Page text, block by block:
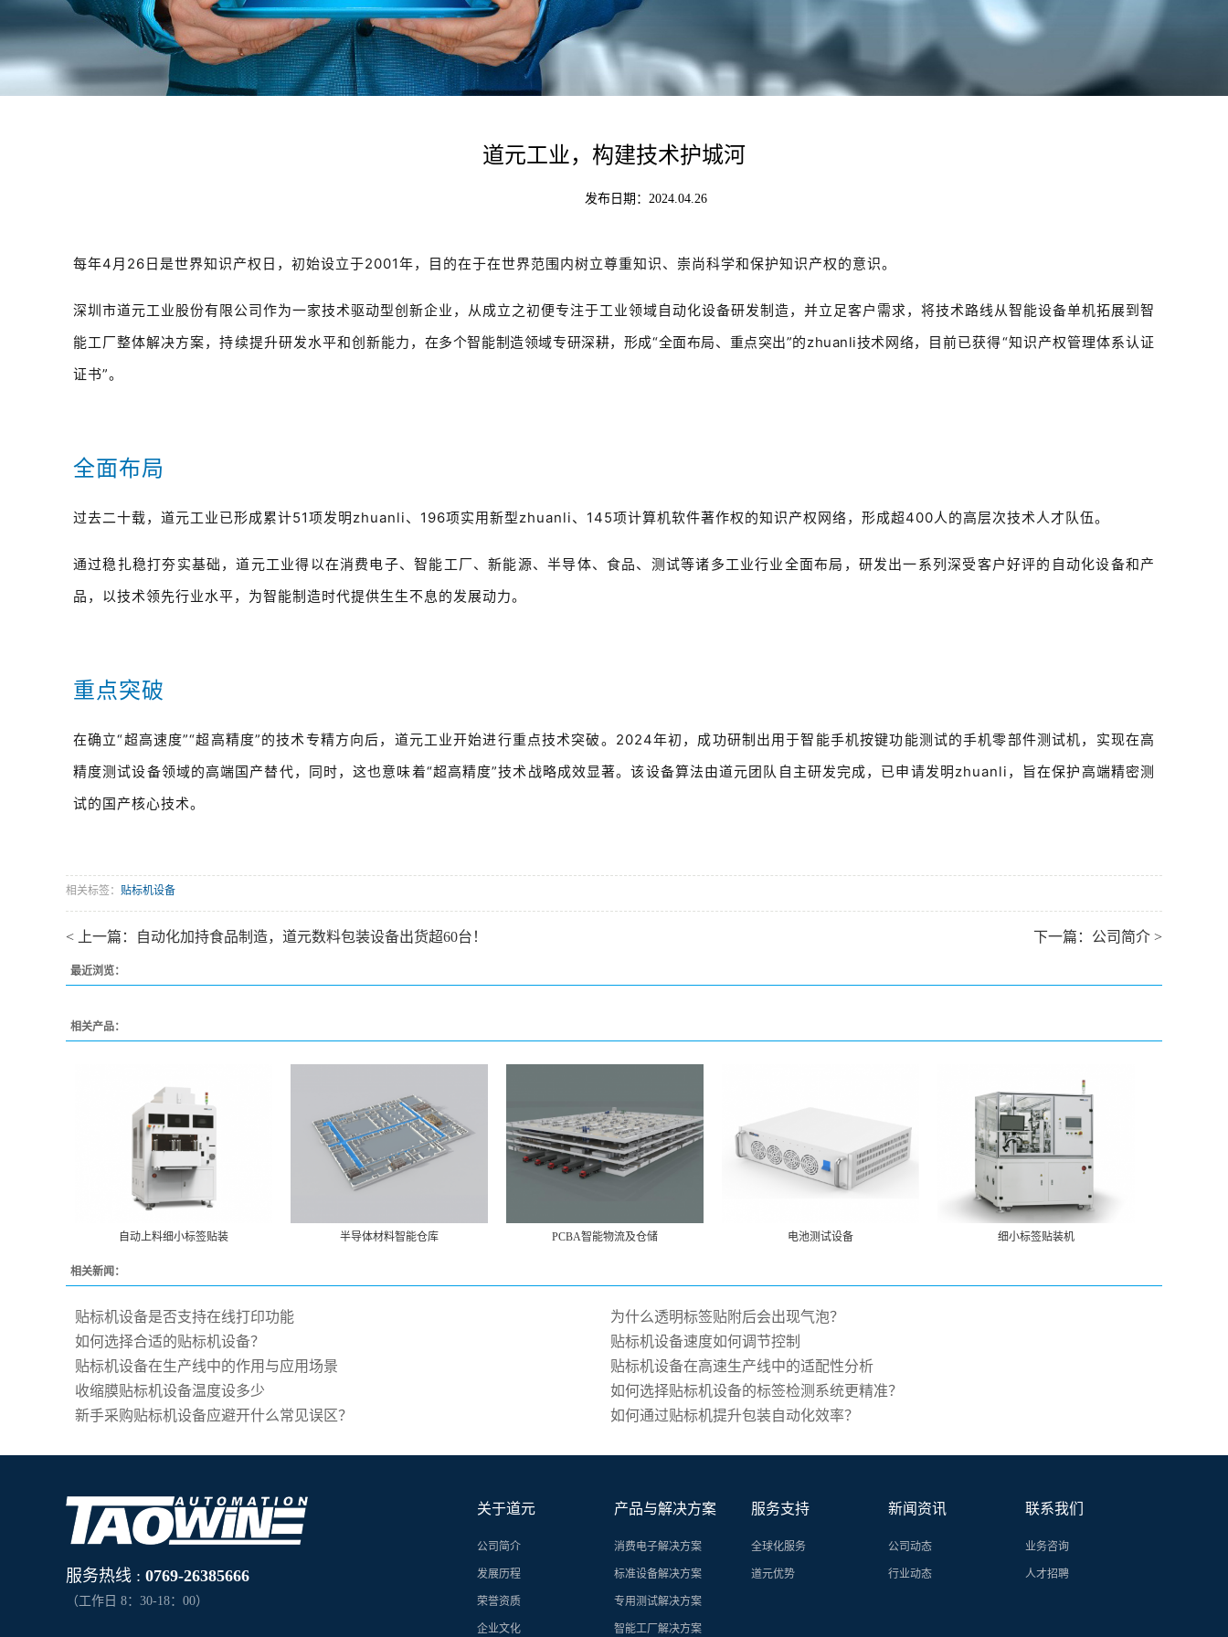
道元工业，构建技术护城河
发布日期： 2024.04.26
每年4月26日是世界知识产权日，初始设立于2001年，目的在于在世界范围内树立尊重知识、崇尚科学和保护知识产权的意识。
深圳市道元工业股份有限公司作为一家技术驱动型创新企业，从成立之初便专注于工业领域自动化设备研发制造，并立足客户需求，将技术路线从智能设备单机拓展到智
能工厂整体解决方案，持续提升研发水平和创新能力 ， 在多个智能制造领域专研深耕，形成“全面布局、重点突出”的zhuanli技术网络，目前已获得“知识产权管理体系认证
证书”。
全面布局
过去二十载，道元工业已形成累计51项发明zhuanli、196项实用新型zhuanli、145项计算机软件著作权的知识产权网络，形成超400人的高层次技术人才队伍。
通过稳扎稳打夯实基础，道元工业得以在消费电子、智能工厂、新能源、半导体、食品、测试等诸多工业行业全面布局，研发出一系列深受客户好评的自动化设备和产
品，以技术领先行业水平，为智能制造时代提供生生不息的发展动力。
重点突破
在确立“超高速度”“超高精度”的技术专精方向后，道元工业开始进行重点技术突破。2024年初，成功研制出用于智能手机按键功能测试的手机零部件测试机，实现在高
精度测试设备领域的高端国产替代，同时，这也意味着“超高精度”技术战略成效显著。该设备算法由道元团队自主研发完成，已申请发明zhuanli，旨在保护高端精密测
试的国产核心技术。
相关标签： 贴标机设备
< 上一篇： 自动化加持食品制造，道元数料包装设备出货超60台！ 下一篇： 公司简介 >
最近浏览：
相关产品：
自动上料细小标签贴装 半导体材料智能仓库 PCBA智能物流及仓储 电池测试设备 细小标签贴装机
相关新闻：
贴标机设备是否支持在线打印功能
为什么透明标签贴附后会出现气泡？
如何选择合适的贴标机设备？
贴标机设备速度如何调节控制
贴标机设备在生产线中的作用与应用场景
贴标机设备在高速生产线中的适配性分析
收缩膜贴标机设备温度设多少
如何选择贴标机设备的标签检测系统更精准？
新手采购贴标机设备应避开什么常见误区？
如何通过贴标机提升包装自动化效率？
服务热线 : 0769-26385666
（工作日 8：30-18：00）
关于道元
公司简介
发展历程
荣誉资质
企业文化
产品与解决方案
消费电子解决方案
标准设备解决方案
专用测试解决方案
智能工厂解决方案
服务支持
全球化服务
道元优势
新闻资讯
公司动态
行业动态
联系我们
业务咨询
人才招聘